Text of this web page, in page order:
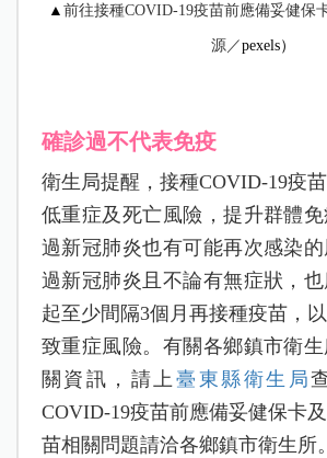
▲ 前往接種COVID-19疫苗前應備妥健保
源／pexels）
確診過不代表免疫
衛生局提醒，接種COVID-19疫
低重症及死亡風險，提升群體
過新冠肺炎也有可能再次感染
過新冠肺炎且不論有無症狀，
起至少間隔3個月再接種疫苗，
致重症風險。有關各鄉鎮市衛
關資訊，請上 臺東縣衛生局
COVID-19疫苗前應備妥健保卡
苗相關問題請洽各鄉鎮市衛生所。